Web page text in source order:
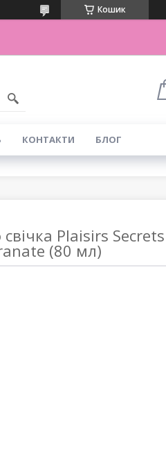
Кошик
КОНТАКТИ БЛОГ
Plaisirs Secrets
(80 мл)